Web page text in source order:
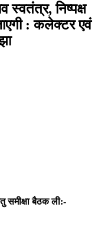
स्वतंत्र, निष्पक्ष
: कलेक्टर एवं
समीक्षा बैठक ली:-